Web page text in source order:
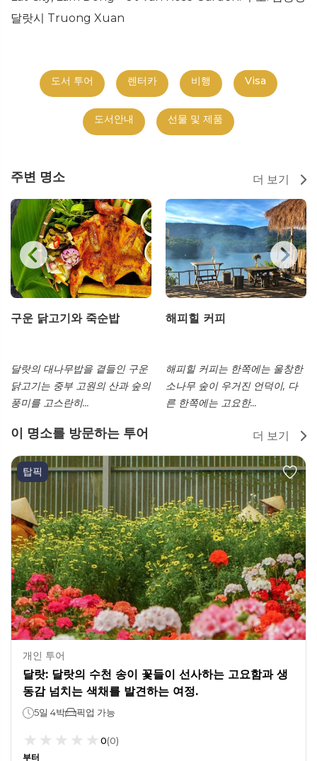
달랏시 Truong Xuan
도서 투어 렌터카 비행 Visa
도서안내 선물 및 제품
주변 명소 더 보기
구운 닭고기와 죽순밥
달랏의 대나무밥을 곁들인 구운
닭고기는 중부 고원의 산과 숲의
풍미를 고스란히...
해피힐 커피
해피힐 커피는 한쪽에는 울창한
소나무 숲이 우거진 언덕이, 다
른 한쪽에는 고요한...
이 명소를 방문하는 투어 더 보기
탑픽
개인 투어
달랏: 달랏의 수천 송이 꽃들이 선사하는 고요함과 생
동감 넘치는 색채를 발견하는 여정.
5일 4박 픽업 가능
0(0)
부터